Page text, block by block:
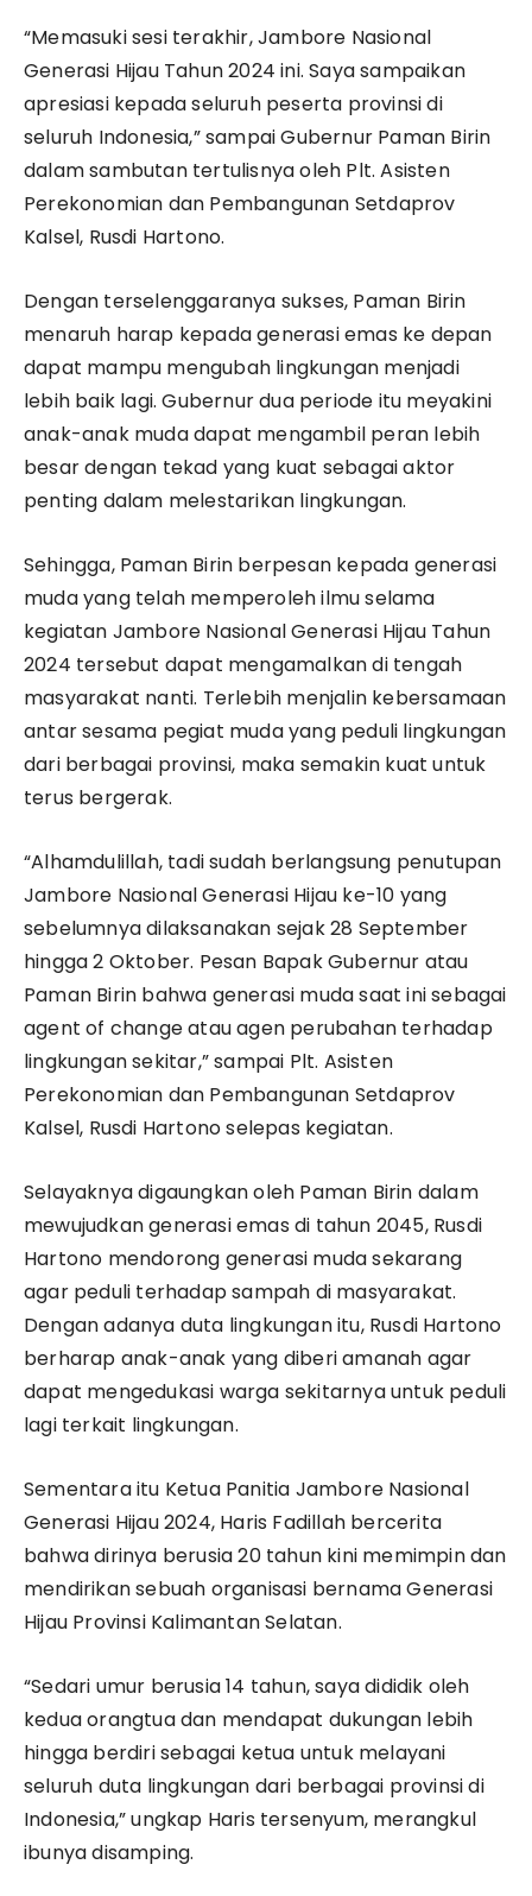
“Memasuki sesi terakhir, Jambore Nasional
Generasi Hijau Tahun 2024 ini. Saya sampaikan
apresiasi kepada seluruh peserta provinsi di
seluruh Indonesia,” sampai Gubernur Paman Birin
dalam sambutan tertulisnya oleh Plt. Asisten
Perekonomian dan Pembangunan Setdaprov
Kalsel, Rusdi Hartono.
Dengan terselenggaranya sukses, Paman Birin
menaruh harap kepada generasi emas ke depan
dapat mampu mengubah lingkungan menjadi
lebih baik lagi. Gubernur dua periode itu meyakini
anak-anak muda dapat mengambil peran lebih
besar dengan tekad yang kuat sebagai aktor
penting dalam melestarikan lingkungan.
Sehingga, Paman Birin berpesan kepada generasi
muda yang telah memperoleh ilmu selama
kegiatan Jambore Nasional Generasi Hijau Tahun
2024 tersebut dapat mengamalkan di tengah
masyarakat nanti. Terlebih menjalin kebersamaan
antar sesama pegiat muda yang peduli lingkungan
dari berbagai provinsi, maka semakin kuat untuk
terus bergerak.
“Alhamdulillah, tadi sudah berlangsung penutupan
Jambore Nasional Generasi Hijau ke-10 yang
sebelumnya dilaksanakan sejak 28 September
hingga 2 Oktober. Pesan Bapak Gubernur atau
Paman Birin bahwa generasi muda saat ini sebagai
agent of change atau agen perubahan terhadap
lingkungan sekitar,” sampai Plt. Asisten
Perekonomian dan Pembangunan Setdaprov
Kalsel, Rusdi Hartono selepas kegiatan.
Selayaknya digaungkan oleh Paman Birin dalam
mewujudkan generasi emas di tahun 2045, Rusdi
Hartono mendorong generasi muda sekarang
agar peduli terhadap sampah di masyarakat.
Dengan adanya duta lingkungan itu, Rusdi Hartono
berharap anak-anak yang diberi amanah agar
dapat mengedukasi warga sekitarnya untuk peduli
lagi terkait lingkungan.
Sementara itu Ketua Panitia Jambore Nasional
Generasi Hijau 2024, Haris Fadillah bercerita
bahwa dirinya berusia 20 tahun kini memimpin dan
mendirikan sebuah organisasi bernama Generasi
Hijau Provinsi Kalimantan Selatan.
“Sedari umur berusia 14 tahun, saya dididik oleh
kedua orangtua dan mendapat dukungan lebih
hingga berdiri sebagai ketua untuk melayani
seluruh duta lingkungan dari berbagai provinsi di
Indonesia,” ungkap Haris tersenyum, merangkul
ibunya disamping.